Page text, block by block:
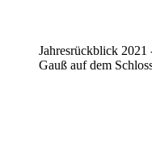
Jahresrückblick 2021
Gauß auf dem